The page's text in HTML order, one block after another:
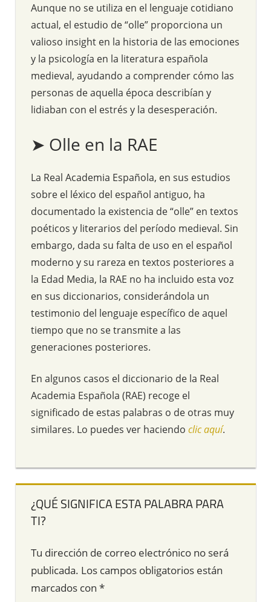
Aunque no se utiliza en el lenguaje cotidiano
actual, el estudio de “olle” proporciona un
valioso insight en la historia de las emociones
y la psicología en la literatura española
medieval, ayudando a comprender cómo las
personas de aquella época describían y
lidiaban con el estrés y la desesperación.
➤ Olle en la RAE
La Real Academia Española, en sus estudios
sobre el léxico del español antiguo, ha
documentado la existencia de “olle” en textos
poéticos y literarios del período medieval. Sin
embargo, dada su falta de uso en el español
moderno y su rareza en textos posteriores a
la Edad Media, la RAE no ha incluido esta voz
en sus diccionarios, considerándola un
testimonio del lenguaje específico de aquel
tiempo que no se transmite a las
generaciones posteriores.
En algunos casos el diccionario de la Real
Academia Española (RAE) recoge el
significado de estas palabras o de otras muy
similares. Lo puedes ver haciendo clic aquí.
¿QUÉ SIGNIFICA ESTA PALABRA PARA
TI?
Tu dirección de correo electrónico no será
publicada. Los campos obligatorios están
marcados con *